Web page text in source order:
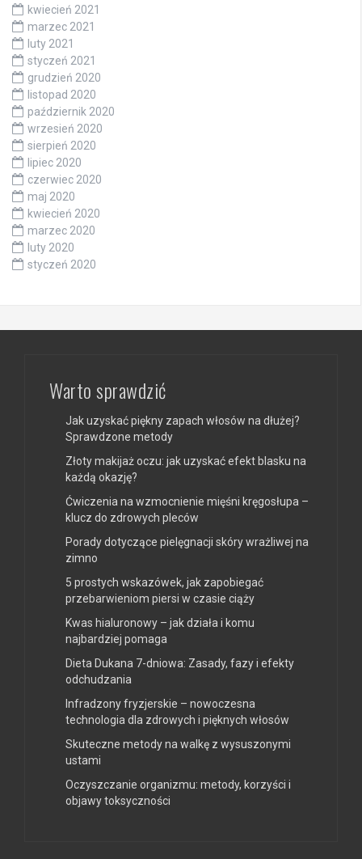
kwiecień 2021
marzec 2021
luty 2021
styczeń 2021
grudzień 2020
listopad 2020
październik 2020
wrzesień 2020
sierpień 2020
lipiec 2020
czerwiec 2020
maj 2020
kwiecień 2020
marzec 2020
luty 2020
styczeń 2020
Warto sprawdzić
Jak uzyskać piękny zapach włosów na dłużej?
Sprawdzone metody
Złoty makijaż oczu: jak uzyskać efekt blasku na
każdą okazję?
Ćwiczenia na wzmocnienie mięśni kręgosłupa –
klucz do zdrowych pleców
Porady dotyczące pielęgnacji skóry wrażliwej na
zimno
5 prostych wskazówek, jak zapobiegać
przebarwieniom piersi w czasie ciąży
Kwas hialuronowy – jak działa i komu
najbardziej pomaga
Dieta Dukana 7-dniowa: Zasady, fazy i efekty
odchudzania
Infradzony fryzjerskie – nowoczesna
technologia dla zdrowych i pięknych włosów
Skuteczne metody na walkę z wysuszonymi
ustami
Oczyszczanie organizmu: metody, korzyści i
objawy toksyczności